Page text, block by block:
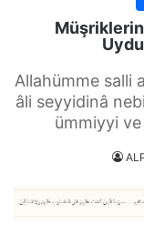
Müşriklerin
Allahümme salli
âli seyyidinâ
ümmiyyi